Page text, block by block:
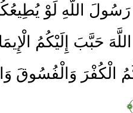
رَسُولَ اللَّهِ لَوْ
اللَّهَ حَبَّبَ إِلَيْكُمُ
الْكُفْرَ وَالْفُسُوقَ